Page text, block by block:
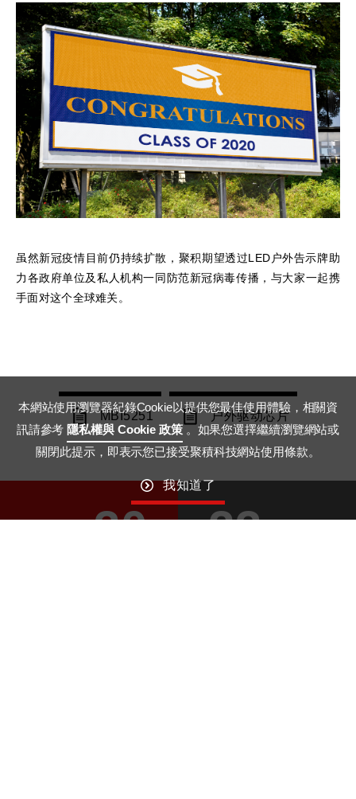
虽然新冠疫情目前仍持续扩散，聚积期望透过LED户外告示牌助
力各政府单位及私人机构一同防范新冠病毒传播，与大家一起携
手面对这个全球难关。
MBI5251 户外驱动芯片
30 23
本網站使用瀏覽器紀錄Cookie以提供您最佳使用體驗，相關資
訊請參考 隱私權與 Cookie 政策 。如果您選擇繼續瀏覽網站或
關閉此提示，即表示您已接受聚積科技網站使用條款。
我知道了